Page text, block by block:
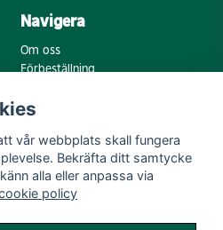
Navigera
Om oss
Förbeställning
Köpvillkor
Integritetspolicy
Cookies
vår webbplats skall fungera
Bekräfta ditt samtycke
alla eller anpassa via
policy